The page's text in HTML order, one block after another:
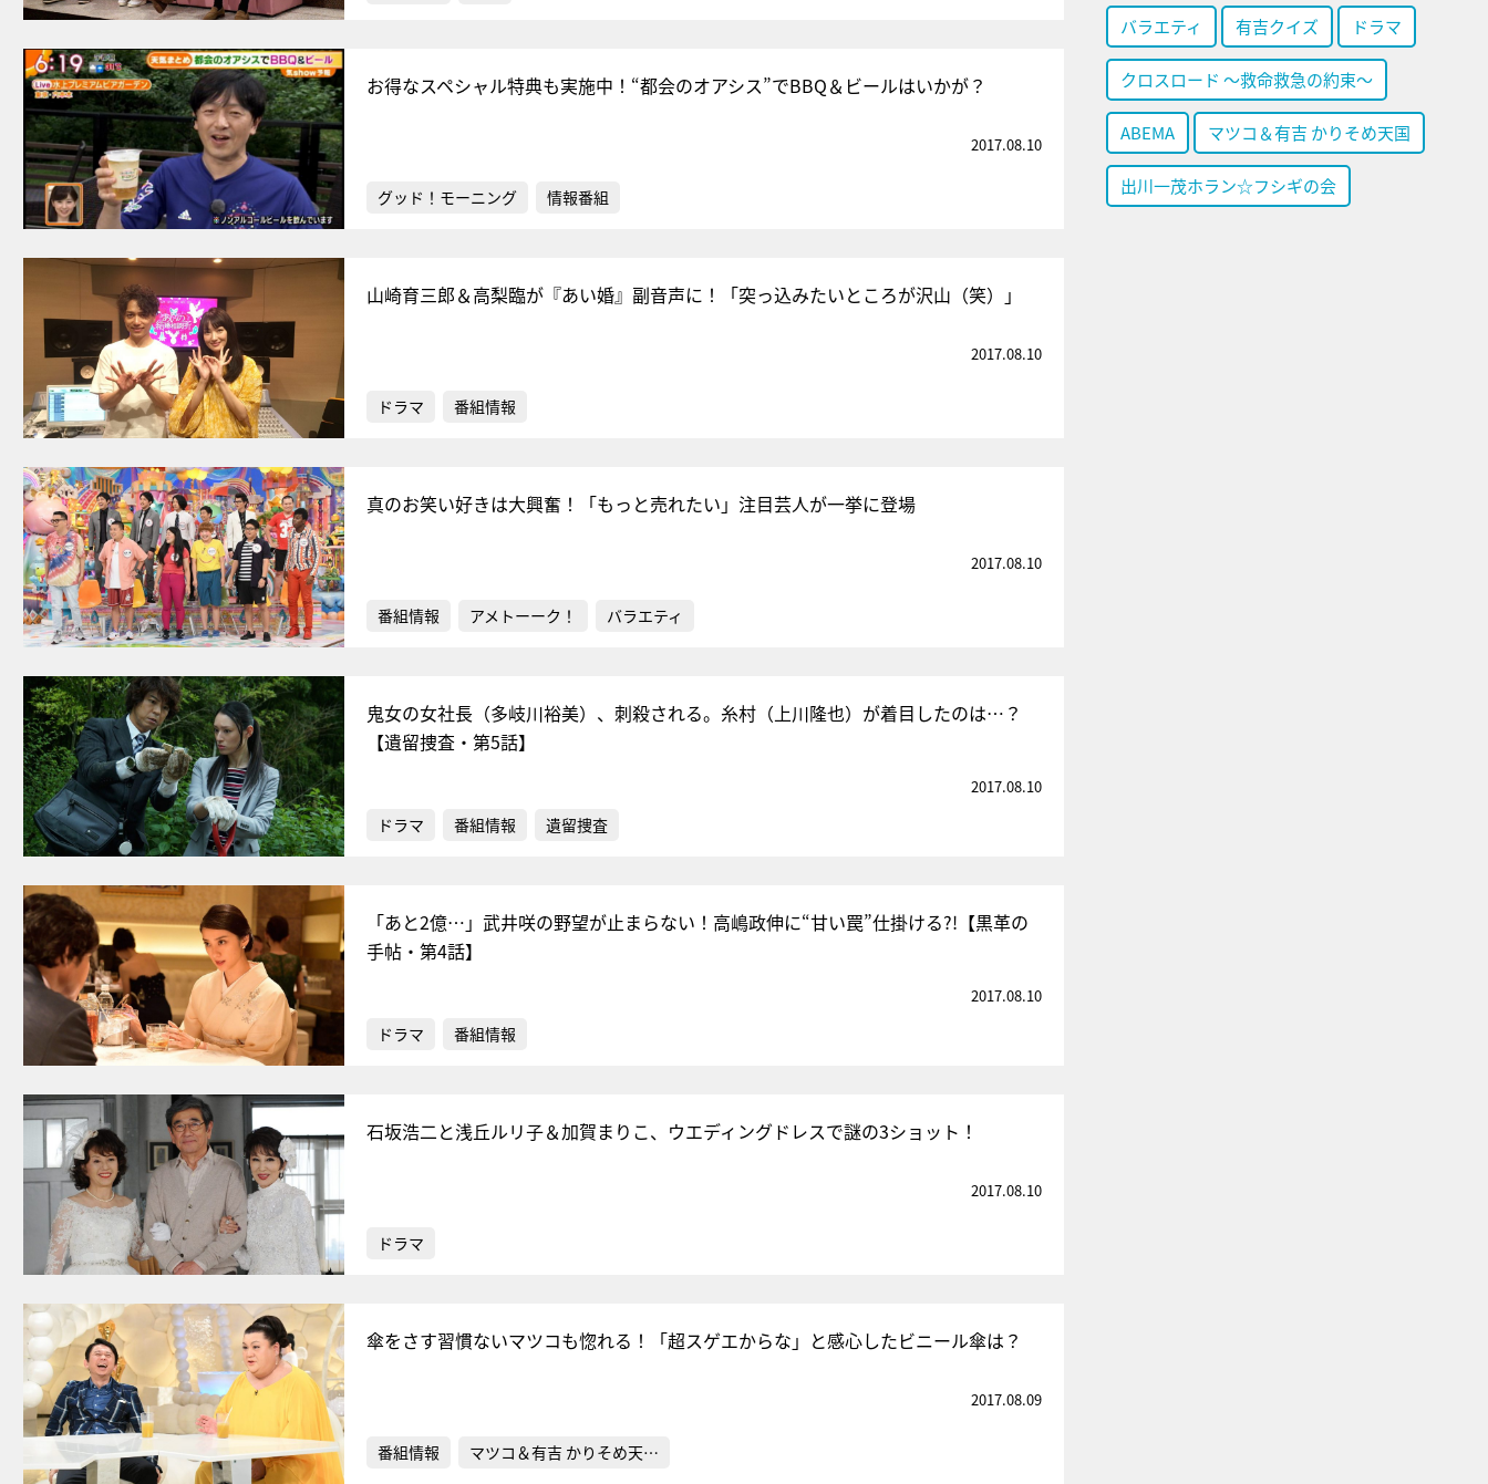
お得なスペシャル特典も実施中！“都会のオアシス”でBBQ＆ビールはいかが？
2017.08.10
グッド！モーニング 情報番組
山崎育三郎＆高梨臨が『あい婚』副音声に！「突っ込みたいところが沢山（笑）」
2017.08.10
ドラマ 番組情報
真のお笑い好きは大興奮！「もっと売れたい」注目芸人が一挙に登場
2017.08.10
番組情報 アメトーーク！ バラエティ
鬼女の女社長（多岐川裕美）、刺殺される。糸村（上川隆也）が着目したのは…？
【遺留捜査・第5話】
2017.08.10
ドラマ 番組情報 遺留捜査
「あと2億…」武井咲の野望が止まらない！高嶋政伸に“甘い罠”仕掛ける?!【黒革の
手帖・第4話】
2017.08.10
ドラマ 番組情報
石坂浩二と浅丘ルリ子＆加賀まりこ、ウエディングドレスで謎の3ショット！
2017.08.10
ドラマ
傘をさす習慣ないマツコも惚れる！「超スゲエからな」と感心したビニール傘は？
2017.08.09
番組情報 マツコ＆有吉 かりそめ天…
バラエティ 有吉クイズ ドラマ
クロスロード ～救命救急の約束～
ABEMA マツコ＆有吉 かりそめ天国
出川一茂ホラン☆フシギの会